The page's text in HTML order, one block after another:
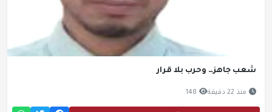
شعب جاهز… وحرب بلا قرار
منذ 22 دقيقة 148